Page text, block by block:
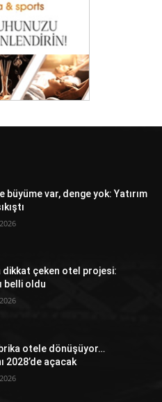
büyüme var, denge yok: Yatırım
dikkat çeken otel projesi:
belli oldu
otele dönüşüyor…
2028’de açacak